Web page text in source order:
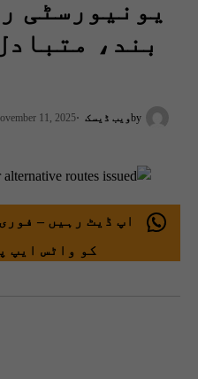
یونیورسٹی
بند،
byویب ڈیسک 11, 2025
اپ ڈیٹ رہیں –
کو واٹس ایپ